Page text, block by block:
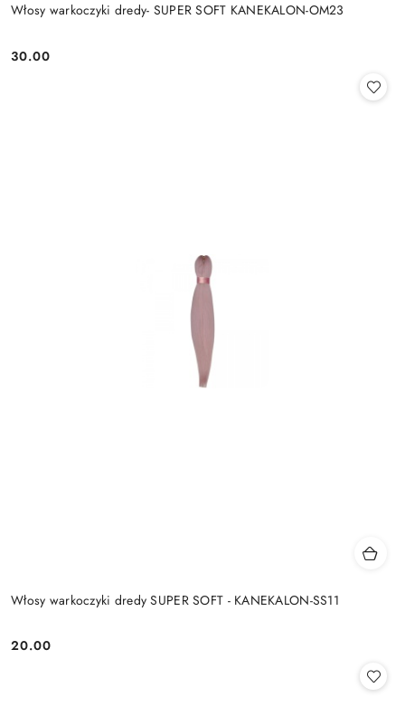
Włosy warkoczyki dredy- SUPER SOFT KANEKALON-OM23
Cena:
30.00
Włosy warkoczyki dredy SUPER SOFT - KANEKALON-SS11
Cena:
20.00